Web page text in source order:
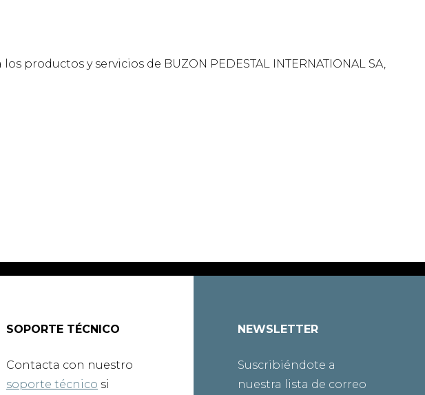
productos y servicios de BUZON PEDESTAL INTERNATIONAL SA,
SOPORTE TÉCNICO
Contacta con nuestro
soporte técnico si
NEWSLETTER
Suscribiéndote a
nuestra lista de correo